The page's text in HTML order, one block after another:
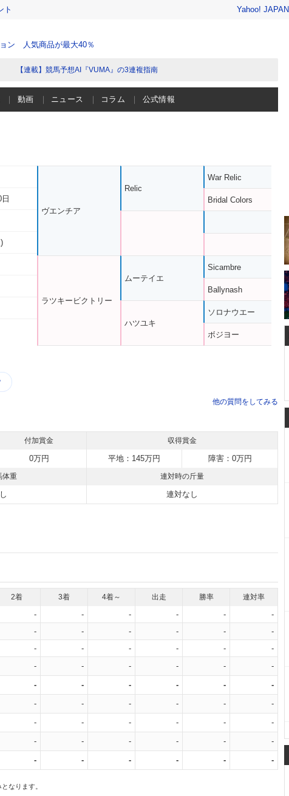
ト Yahoo! JAPAN
ン 人気商品が最大40％
【連載】競馬予想AI『VUMA』の3連複指南
動画 ニュース コラム 公式情報
ヴエンチア
ラツキービクトリー
Relic
ムーテイエ
ハツユキ
War Relic
Bridal Colors
Sicambre
Ballynash
ソロナウエー
ボジヨー
他の質問をしてみる
付加賞金 収得賞金
0万円 平地：145万円 障害：0万円
体重 連対時の斤量
連対なし
2着 3着 4着～ 出走 勝率 連対率
- - - - -
-
- - - - -
-
- - - - -
-
- - - - - -
- - - - - -
- - - - - -
- - - - - -
- - - - - -
- - - - - -
なります。